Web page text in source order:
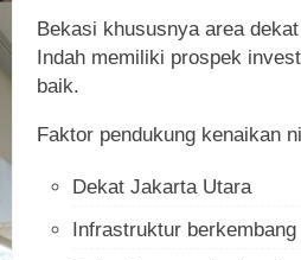
Bekasi khususnya area
Indah memiliki prospek
baik.
Faktor pendukung kenaikan
Dekat Jakarta Utara
Infrastruktur berkembang